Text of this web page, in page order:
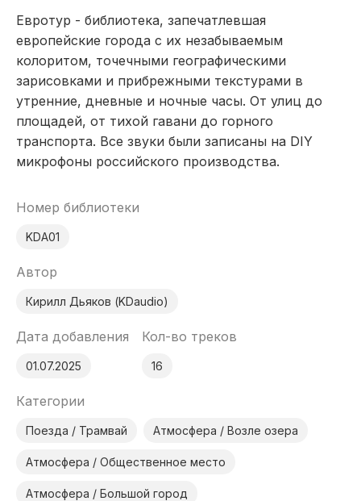
Евротур - библиотека, запечатлевшая
европейские города с их незабываемым
колоритом, точечными географическими
зарисовками и прибрежными текстурами в
утренние, дневные и ночные часы. От улиц до
площадей, от тихой гавани до горного
транспорта. Все звуки были записаны на DIY
микрофоны российского производства.
Номер библиотеки
KDA01
Автор
Кирилл Дьяков (KDaudio)
Дата добавления
01.07.2025
Кол-во треков
16
Категории
Поезда / Трамвай Атмосфера / Возле озера
Атмосфера / Общественное место
Атмосфера / Большой город